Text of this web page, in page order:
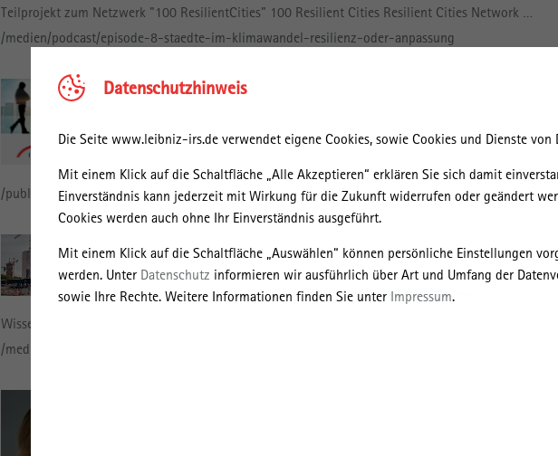
Datenschutzhinweis
Die Seite www.leibniz-irs.de verwendet eigene Cookies, sowie Cookies und Dienste
Mit einem Klick auf die Schaltfläche „Alle Akzeptieren“ erklären Sie sich damit
Einverständnis kann jederzeit mit Wirkung für die Zukunft widerrufen oder geändert
Cookies werden auch ohne Ihr Einverständnis ausgeführt.
Mit einem Klick auf die Schaltfläche „Auswählen“ können persönliche Einstellungen
werden. Unter Datenschutz informieren wir ausführlich über Art und Umfang der
sowie Ihre Rechte. Weitere Informationen finden Sie unter Impressum.
Teilprojekt zum Netzwerk "100 ResilientCities" 100 Resilient Cities Resilient Cities Network …
/medien/podcast/episode-8-staedte-im-klimawandel-resilienz-oder-anpassung
Podcast
Leipzig Grünau Die Soziologin Sigrun Kabisch leitete bis März 2022
Department Stadt- und Umweltsoziologie am…
/publikationen/irs-publikationsreihen/podcast
Bürgerwissen und Stadtgeschichte
Diese Ausgabe widmet sich den Aktivitäten des IRS-
Forschungsschwerpunkts Zeitgeschichte und Archiv sowie seiner
Wissenschaftlichen Sammlungen, die in den vergangenen Jahren große Schritte in beide…
/medien/irs-aktuell/buergerwissen-und-stadtgeschichte